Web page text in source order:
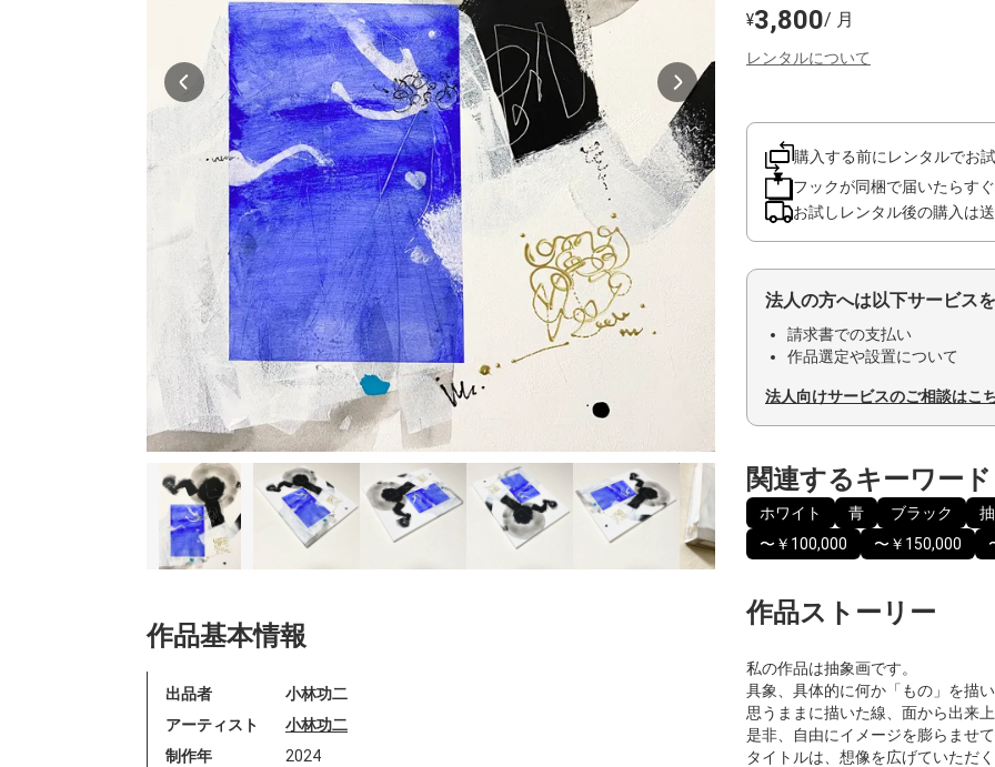
作品基本情報
出品者
小林功二
アーティスト
小林功二
制作年
2024
¥3,800/ 月
レンタルについて
購入する前にレンタルでお
フックが同梱で届いたらす
お試しレンタル後の購入は
法人の方へは以下サービス
請求書での支払い
作品選定や設置について
法人向けサービスのご相談はこ
関連するキーワード
ホワイト 青 ブラック
〜￥100,000
〜￥150,000
作品ストーリー
私の作品は抽象画です。
具象、具体的に何か「もの」を描
思うままに描いた線、面から出来
是非、自由にイメージを膨らませ
タイトルは、想像を広げていただ